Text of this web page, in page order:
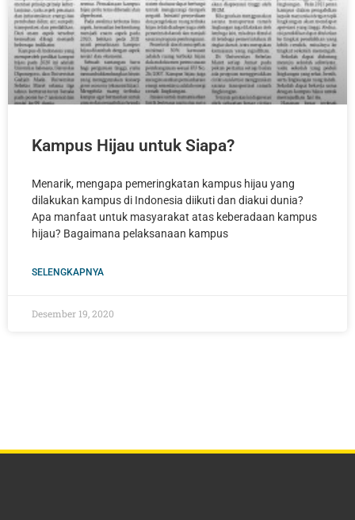
Kampus Hijau untuk Siapa?
Menarik, mengapa pemeringkatan kampus hijau yang
dilakukan kampus di Indonesia diikuti dan diakui dunia?
Apa manfaat untuk masyarakat atas keberadaan kampus
hijau? Bagaimana pelaksanaan kampus
SELENGKAPNYA
Desember 19, 2020